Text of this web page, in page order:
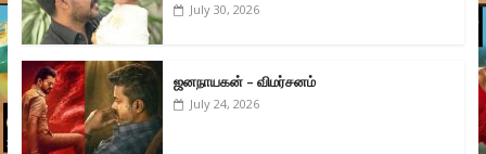
July 30, 2026
ஜனநாயகன் – விமர்சனம்
July 24, 2026